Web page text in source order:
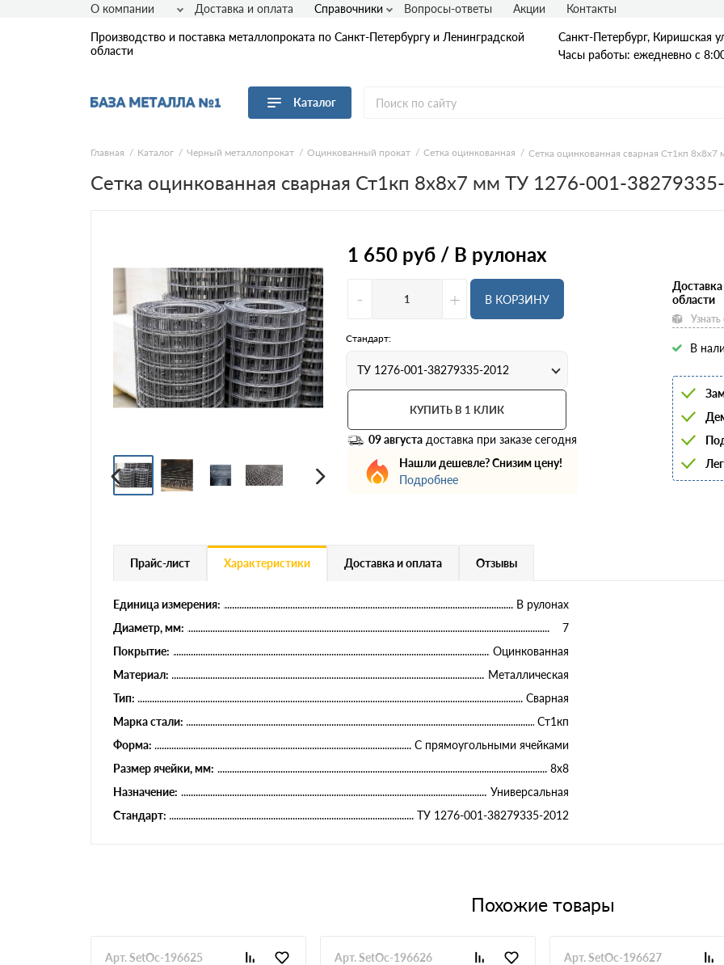
Производство и поставка металлопроката по Санкт-Петербургу и Ленинградской
области
Санкт-Петербург, Киришская
Часы работы: ежедневно с
Каталог
Перейти в каталог
Арматура
Сортовой прокат
Фасонный прокат
Оцинкованный прокат
Рулонная сталь
Винтовые сваи
Профнастил
Евроштакетник
Цветной металлопрокат
Гладкая А1
A400
25Г2С
А500С
Для фундамента
Композитная арматура
6
16
20
22
О компании Доставка и оплата Справочники Вопросы-ответы Акции Контакты
Главная Каталог Черный металлопрокат Оцинкованный прокат Сетка оцинкованная Сетка оцинкованная сварная Ст1кп
Сетка оцинкованная сварная Ст1кп 8х8х7 мм ТУ 1276-001-
1 650 руб / В рулонах
- + В КОРЗИНУ
Стандарт:
ТУ 1276-001-38279335-2012
КУПИТЬ В 1 КЛИК
09 августа доставка при заказе сегодня
Нашли дешевле? Снизим цену!
Подробнее
области
В
Прайс-лист Характеристики Доставка и оплата Отзывы
Единица измерения:
В рулонах
Диаметр, мм:
7
Покрытие:
Оцинкованная
Материал:
Металлическая
Тип:
Сварная
Марка стали:
Ст1кп
Форма:
С прямоугольными ячейками
Размер ячейки, мм:
8х8
Назначение:
Универсальная
Стандарт:
ТУ 1276-001-38279335-2012
Похожие товары
Арт. SetOc-196625 Арт. SetOc-196626 Арт. SetOc-196627